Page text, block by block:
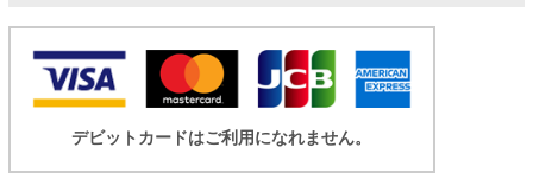
デビットカードはご利用になれません。